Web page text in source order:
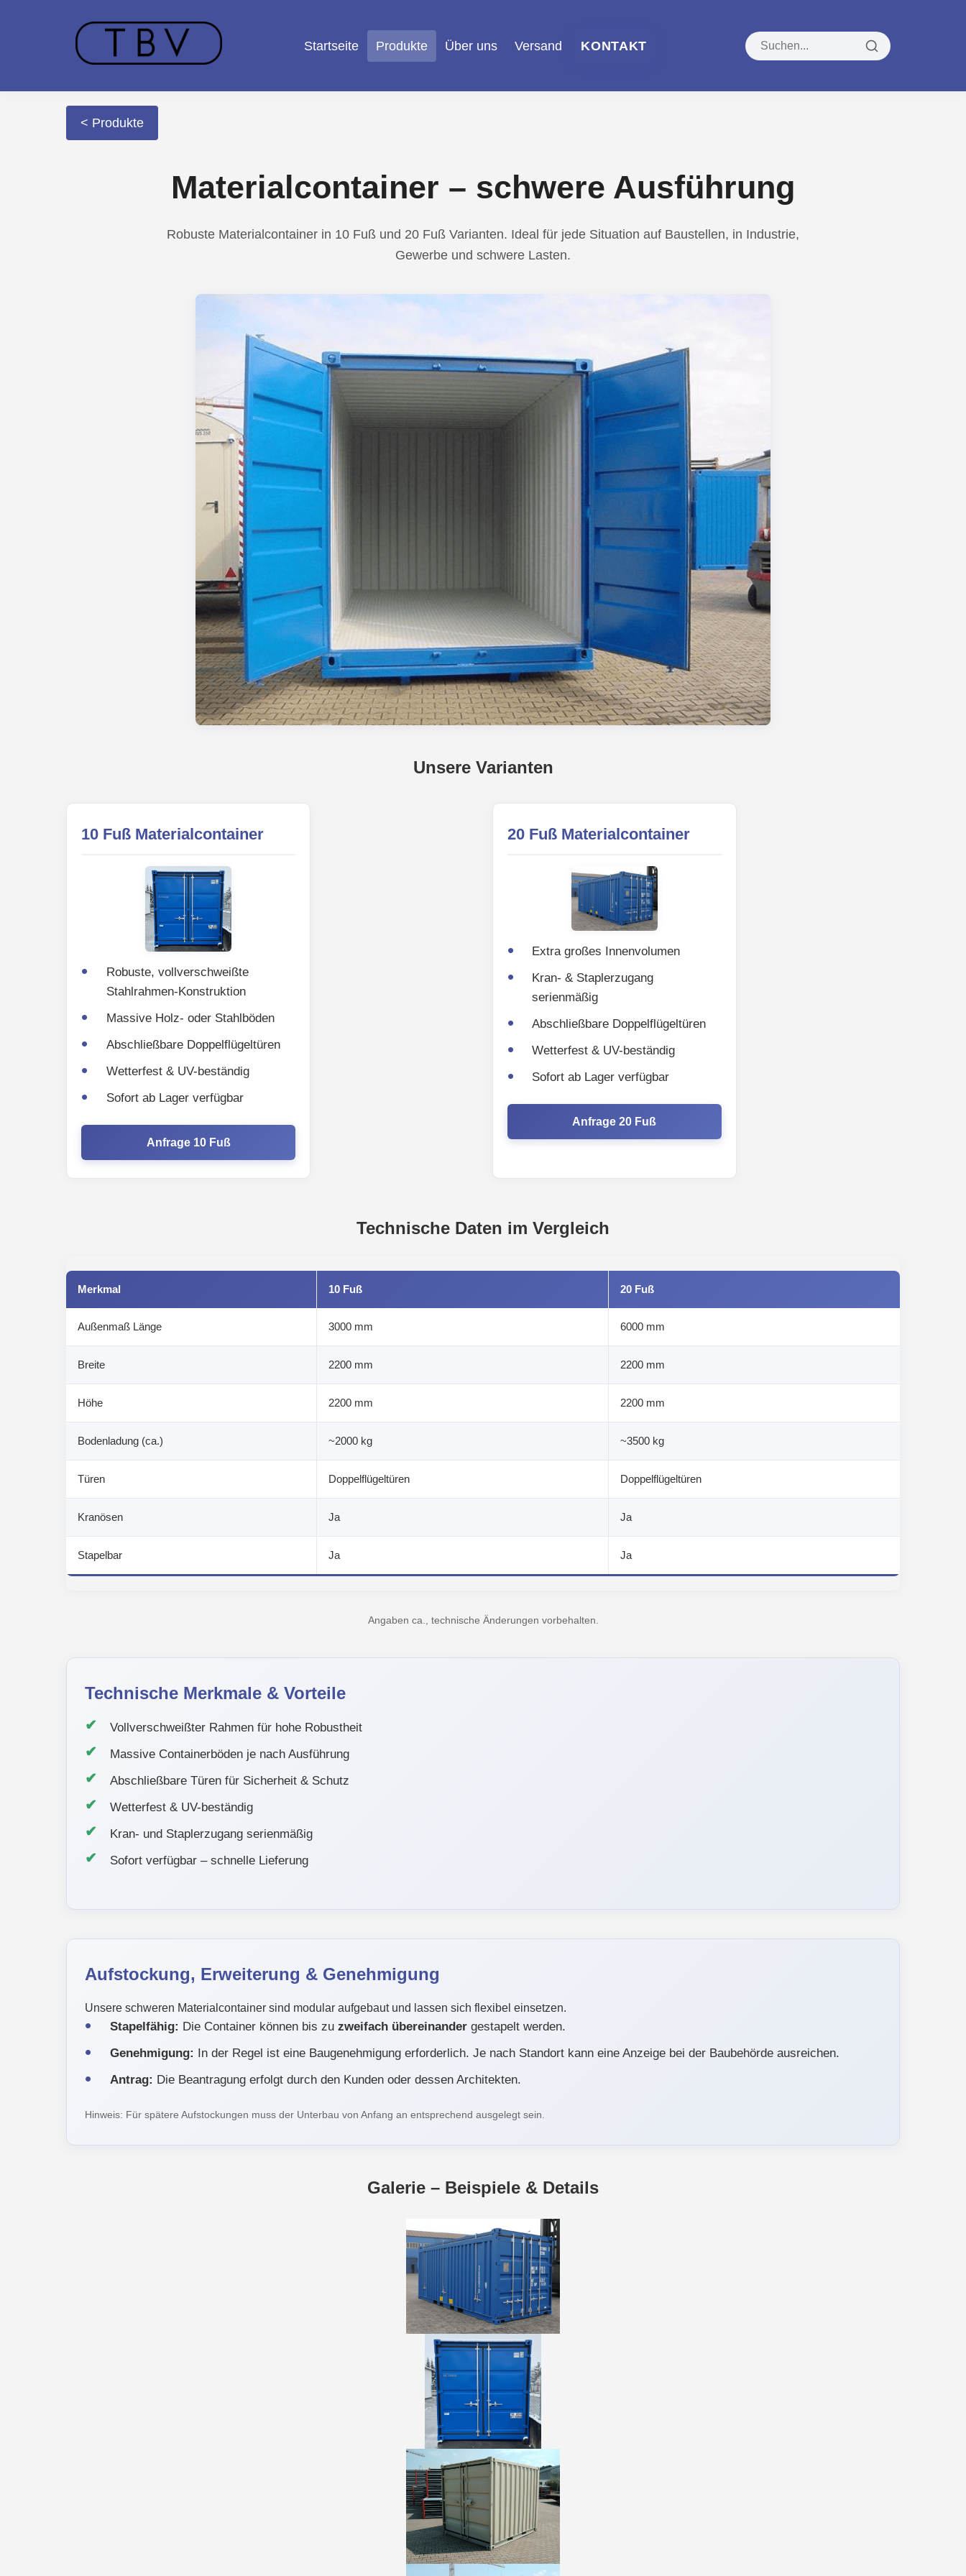
Startseite Produkte Über uns Versand KONTAKT
< Produkte
Materialcontainer – schwere Ausführung
Robuste Materialcontainer in 10 Fuß und 20 Fuß Varianten. Ideal für jede Situation auf Baustellen, in Industrie,
Gewerbe und schwere Lasten.
Unsere Varianten
10 Fuß Materialcontainer
Robuste, vollverschweißte
Stahlrahmen-Konstruktion
Massive Holz- oder Stahlböden
Abschließbare Doppelflügeltüren
Wetterfest & UV-beständig
Sofort ab Lager verfügbar
Anfrage 10 Fuß
20 Fuß Materialcontainer
Extra großes Innenvolumen
Kran- & Staplerzugang
serienmäßig
Abschließbare Doppelflügeltüren
Wetterfest & UV-beständig
Sofort ab Lager verfügbar
Anfrage 20 Fuß
Technische Daten im Vergleich
Merkmal 10 Fuß 20 Fuß
Außenmaß Länge 3000 mm 6000 mm
Breite 2200 mm 2200 mm
Höhe 2200 mm 2200 mm
Bodenladung (ca.) ~2000 kg ~3500 kg
Türen Doppelflügeltüren Doppelflügeltüren
Kranösen Ja Ja
Stapelbar Ja Ja
Angaben ca., technische Änderungen vorbehalten.
Technische Merkmale & Vorteile
Vollverschweißter Rahmen für hohe Robustheit
Massive Containerböden je nach Ausführung
Abschließbare Türen für Sicherheit & Schutz
Wetterfest & UV-beständig
Kran- und Staplerzugang serienmäßig
Sofort verfügbar – schnelle Lieferung
Aufstockung, Erweiterung & Genehmigung
Unsere schweren Materialcontainer sind modular aufgebaut und lassen sich flexibel einsetzen.
Stapelfähig: Die Container können bis zu zweifach übereinandergestapelt werden.
Genehmigung: In der Regel ist eine Baugenehmigung erforderlich. Je nach Standort kann eine Anzeige bei der Baubehörde ausreichen.
Antrag: Die Beantragung erfolgt durch den Kunden oder dessen Architekten.
Hinweis: Für spätere Aufstockungen muss der Unterbau von Anfang an entsprechend ausgelegt sein.
Galerie – Beispiele & Details